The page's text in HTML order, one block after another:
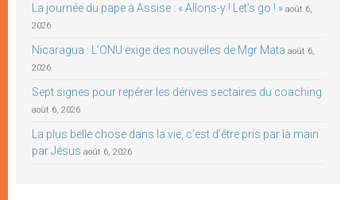
La journée du pape à Assise : « Allons-y ! Let’s go ! » août 6,
2026
Nicaragua : L’ONU exige des nouvelles de Mgr Mata août 6,
2026
Sept signes pour repérer les dérives sectaires du coaching
août 6, 2026
La plus belle chose dans la vie, c’est d’être pris par la main
par Jésus août 6, 2026